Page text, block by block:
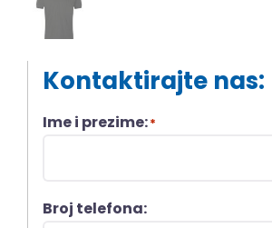
Kontaktirajte nas:
Ime i prezime:*
Broj telefona: